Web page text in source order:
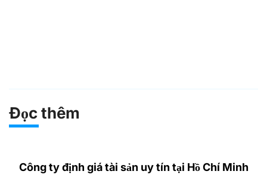
Đọc thêm
Công ty định giá tài sản uy tín tại Hồ Chí Minh